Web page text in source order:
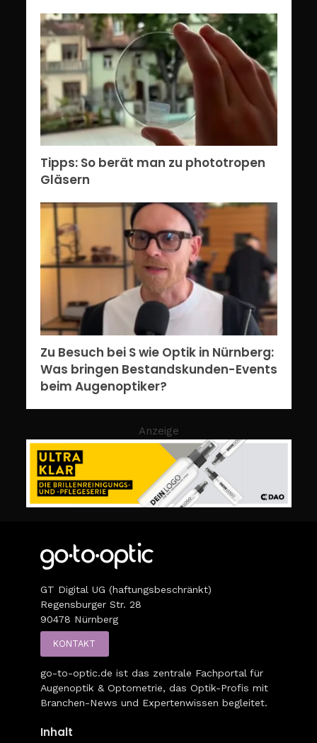
Tipps: So berät man zu phototropen
Gläsern
Zu Besuch bei S wie Optik in Nürnberg:
Was bringen Bestandskunden-Events
beim Augenoptiker?
Anzeige
GT Digital UG (haftungsbeschränkt)
Regensburger Str. 28
90478 Nürnberg
KONTAKT
go-to-optic.de ist das zentrale Fachportal für
Augenoptik & Optometrie, das Optik-Profis mit
Branchen-News und Expertenwissen begleitet.
Inhalt